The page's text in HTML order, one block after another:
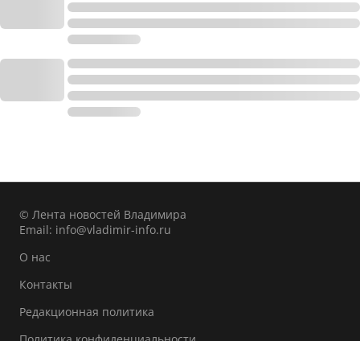
© Лента новостей Владимира
Email: info@vladimir-info.ru
О нас
Контакты
Редакционная политика